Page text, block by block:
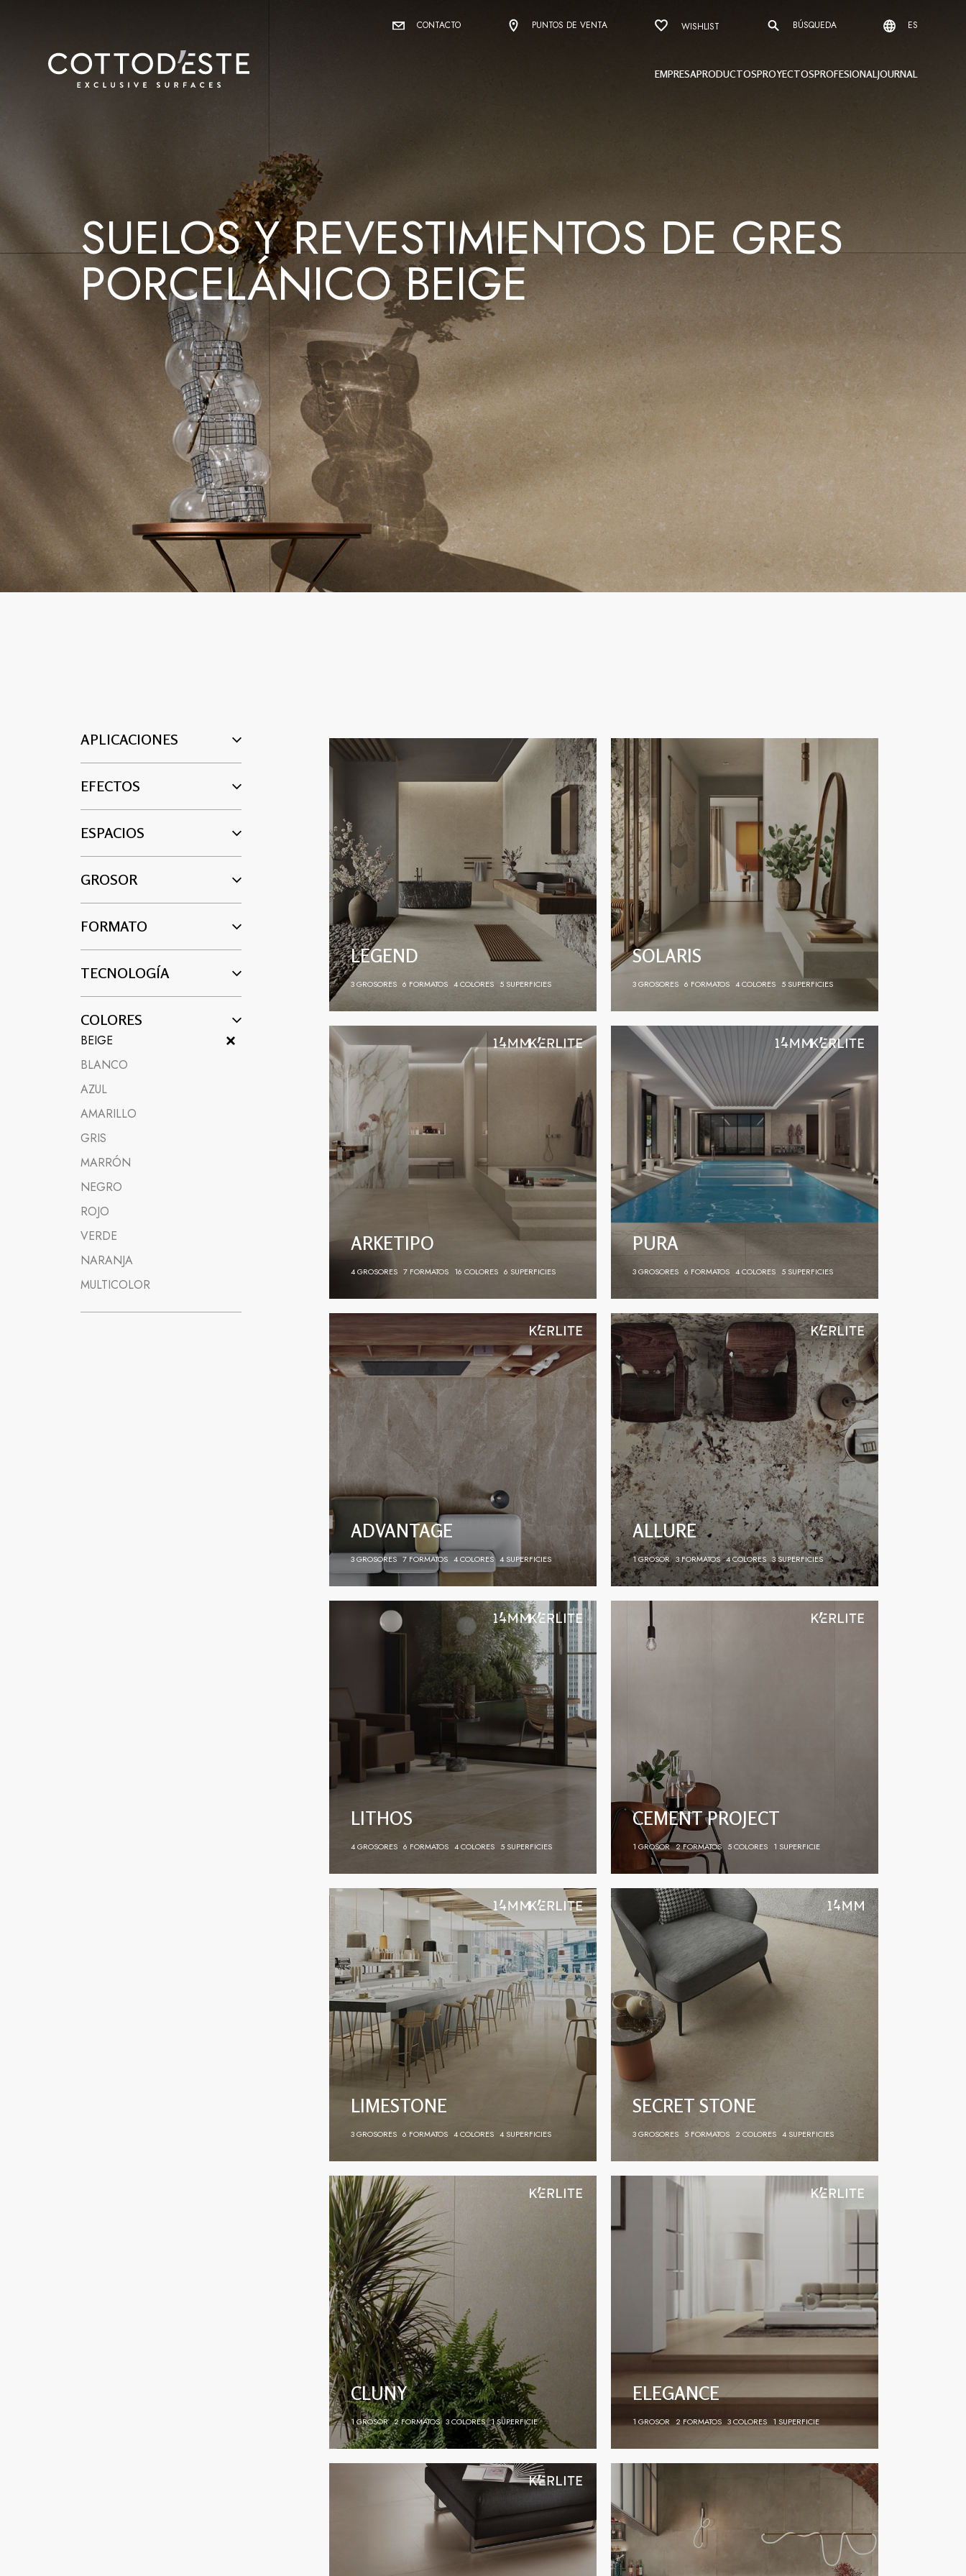
CONTACTO PUNTOS DE VENTA WISHLIST BÚSQUEDA ES
EMPRESAPRODUCTOSPROYECTOSPROFESIONALJOURNAL
SUELOS Y REVESTIMIENTOS DE GRES
PORCELÁNICO BEIGE
APLICACIONES
EFECTOS
ESPACIOS
GROSOR
FORMATO
TECNOLOGÍA
COLORES
BEIGE
BLANCO
AZUL
AMARILLO
GRIS
MARRÓN
NEGRO
ROJO
VERDE
NARANJA
MULTICOLOR
LEGEND
3 GROSORES 6 FORMATOS 4 COLORES 5 SUPERFICIES
SOLARIS
3 GROSORES 6 FORMATOS 4 COLORES 5 SUPERFICIES
ARKETIPO
4 GROSORES 7 FORMATOS 16 COLORES 6 SUPERFICIES
PURA
3 GROSORES 6 FORMATOS 4 COLORES 5 SUPERFICIES
ADVANTAGE
3 GROSORES 7 FORMATOS 4 COLORES 4 SUPERFICIES
ALLURE
1 GROSOR 3 FORMATOS 4 COLORES 3 SUPERFICIES
LITHOS
4 GROSORES 6 FORMATOS 4 COLORES 5 SUPERFICIES
CEMENT PROJECT
1 GROSOR 2 FORMATOS 5 COLORES 1 SUPERFICIE
LIMESTONE
3 GROSORES 6 FORMATOS 4 COLORES 4 SUPERFICIES
SECRET STONE
3 GROSORES 5 FORMATOS 2 COLORES 4 SUPERFICIES
CLUNY
1 GROSOR 2 FORMATOS 3 COLORES 1 SUPERFICIE
ELEGANCE
1 GROSOR 2 FORMATOS 3 COLORES 1 SUPERFICIE